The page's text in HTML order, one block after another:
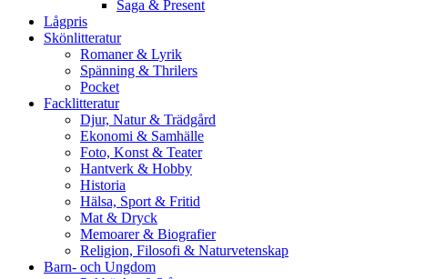
Saga & Present
Lågpris
Skönlitteratur
Romaner & Lyrik
Spänning & Thrilers
Pocket
Facklitteratur
Djur, Natur & Trädgård
Ekonomi & Samhälle
Foto, Konst & Teater
Hantverk & Hobby
Historia
Hälsa, Sport & Fritid
Mat & Dryck
Memoarer & Biografier
Religion, Filosofi & Naturvetenskap
Barn- och Ungdom